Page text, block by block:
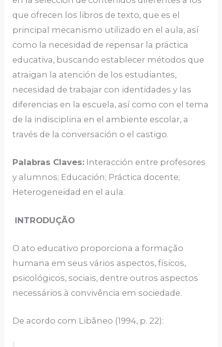
que ofrecen los libros de texto, que es el
principal mecanismo utilizado en el aula, así
como la necesidad de repensar la práctica
educativa, buscando establecer métodos que
atraigan la atención de los estudiantes,
necesidad de trabajar con identidades y las
diferencias en la escuela, así como con el tema
de la indisciplina en el ambiente escolar, a
través de la conversación o el castigo.
Palabras Claves: Interacción entre profesores
y alumnos; Educación; Práctica docente;
Heterogeneidad en el aula.
INTRODUÇÃO
O ato educativo proporciona a formação
humana em seus vários aspectos, físicos,
psicológicos, sociais, dentre outros aspectos
necessários à convivência em sociedade.
De acordo com Libâneo (1994, p. 22):